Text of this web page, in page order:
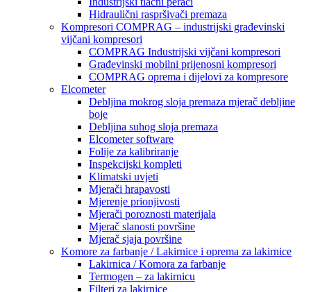
Hidraulični raspršivači premaza
Kompresori COMPRAG – industrijski građevinski
vijčani kompresori
COMPRAG Industrijski vijčani kompresori
Građevinski mobilni prijenosni kompresori
COMPRAG oprema i dijelovi za kompresore
Elcometer
Debljina mokrog sloja premaza mjerač debljine
boje
Debljina suhog sloja premaza
Elcometer software
Folije za kalibriranje
Inspekcijski kompleti
Klimatski uvjeti
Mjerači hrapavosti
Mjerenje prionjivosti
Mjerači poroznosti materijala
Mjerač slanosti površine
Mjerač sjaja površine
Komore za farbanje / Lakirnice i oprema za lakirnice
Lakirnica / Komora za farbanje
Termogen – za lakirnicu
Filteri za lakirnice